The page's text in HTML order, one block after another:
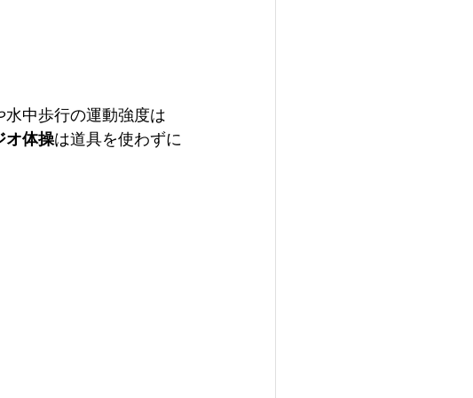
中歩行の運動強度は
オ体操は道具を使わずに